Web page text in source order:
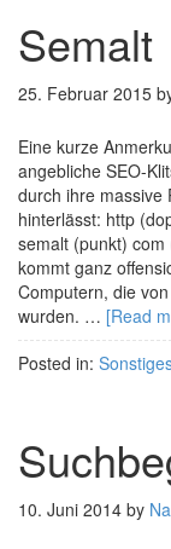
Semalt
25. Februar 2015
Eine kurze
angebliche SEO-
durch ihre massive
hinterlässt: http
semalt (punkt)
kommt ganz
Computern, die
wurden. … [Read
Posted in:
10. Juni 2014 by